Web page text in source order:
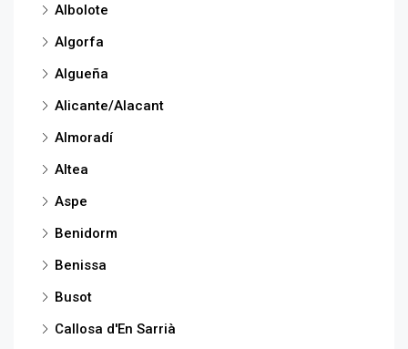
Albolote
Algorfa
Algueña
Alicante/Alacant
Almoradí
Altea
Aspe
Benidorm
Benissa
Busot
Callosa d'En Sarrià